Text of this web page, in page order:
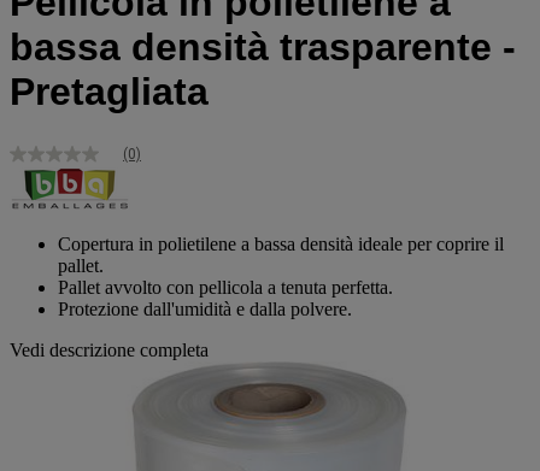
bassa densità trasparente -
Pretagliata
Nessuna
valutazione
Stesso
pagina.
(0)
Copertura in polietilene a bassa densità ideale per coprire il
pallet.
Pallet avvolto con pellicola a tenuta perfetta.
Protezione dall'umidità e dalla polvere.
Vedi descrizione completa